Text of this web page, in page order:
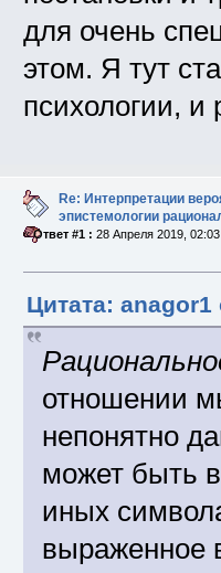
для очень
этом. Я тут
психологии, и
Re: Интерпретации
эпистемологии
«Ответ #1 : 28 Апреля 2019,
Цитата: anagor1
отношении
непонятно
может быть
иных
выраженное